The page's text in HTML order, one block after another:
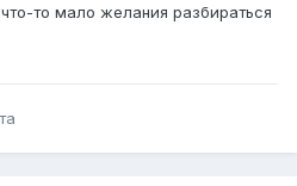
то мало желания разбираться